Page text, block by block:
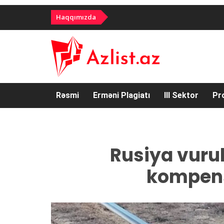
Haqqımızda
Rəsmi Erməni Plagiatı III Sektor
Rusiya